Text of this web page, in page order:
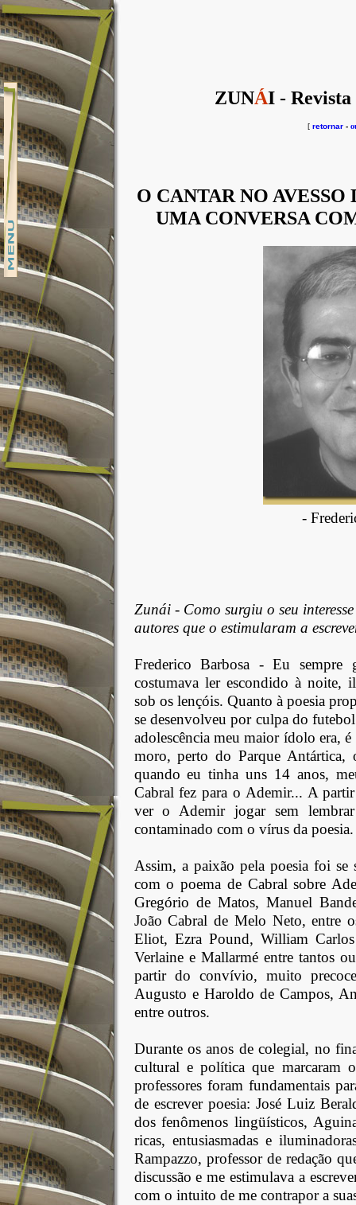
ZUNÁI - Revista
[ retornar -
O CANTAR NO
UMA CONVERSA
-
Zunái - Como surgiu o seu
autores que o estimularam a
Frederico Barbosa - Eu sempre
costumava ler escondido à noite,
sob os lençóis. Quanto à poesia
se desenvolveu por culpa do
adolescência meu maior ídolo era,
moro, perto do Parque
quando eu tinha uns 14 anos,
Cabral fez para o Ademir... A
ver o Ademir jogar sem
contaminado com o vírus da poesia.
Assim, a paixão pela poesia foi
com o poema de Cabral sobre
Gregório de Matos, Manuel
João Cabral de Melo Neto, entre
Eliot, Ezra Pound, William
Verlaine e Mallarmé entre tantos
partir do convívio, muito
Augusto e Haroldo de Campos,
entre outros.
Durante os anos de colegial, no
cultural e política que marcaram
professores foram fundamentais
de escrever poesia: José Luiz
dos fenômenos lingüísticos,
ricas, entusiasmadas e
Rampazzo, professor de redação
discussão e me estimulava a
com o intuito de me contrapor a